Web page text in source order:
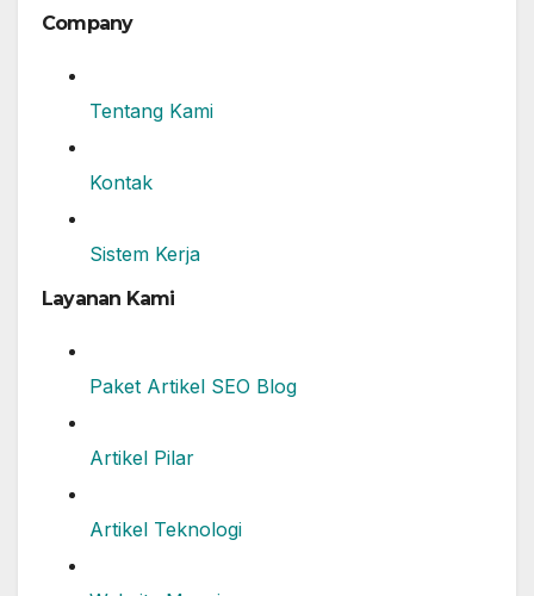
Company
Tentang Kami
Kontak
Sistem Kerja
Layanan Kami
Paket Artikel SEO Blog
Artikel Pilar
Artikel Teknologi